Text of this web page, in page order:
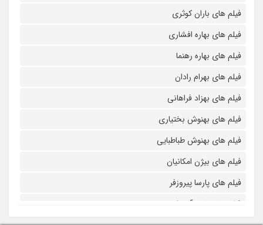
فیلم های باران کوثری
فیلم های بهاره افشاری
فیلم های بهاره رهنما
فیلم های بهرام رادان
فیلم های بهزاد فراهانی
فیلم های بهنوش بختیاری
فیلم های بهنوش طباطبایی
فیلم های بیژن امکانیان
فیلم های پارسا پیروزفر
فیلم های پانته آ بهرام